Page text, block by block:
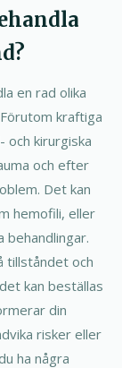
en rad olika
kraftiga
och kirurgiska
och efter
Det kan
hemofili, eller
behandlingar.
tillståndet och
kan beställas
din
risker eller
ha några